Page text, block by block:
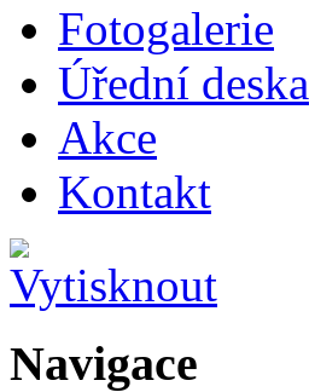
Fotogalerie
Úřední deska
Akce
Kontakt
Navigace